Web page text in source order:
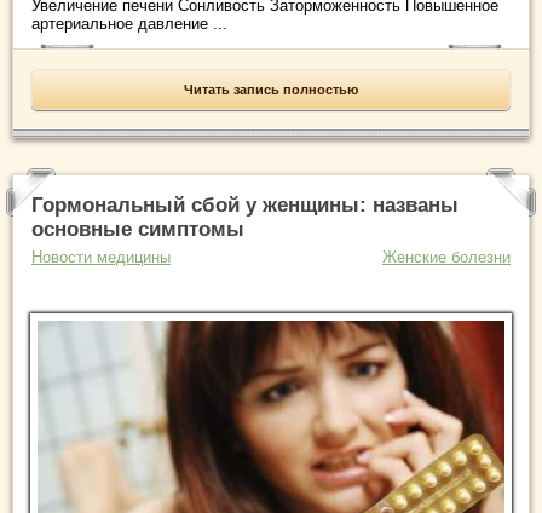
Увеличение печени Сонливость Заторможенность Повышенное
артериальное давление ...
Читать запись полностью
Гормональный сбой у женщины: названы
основные симптомы
Новости медицины Женские болезни